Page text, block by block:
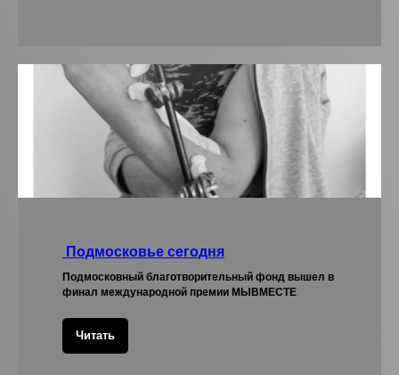
Подмосковье сегодня
Подмосковный благотворительный фонд вышел в
финал международной премии МЫВМЕСТЕ
Читать